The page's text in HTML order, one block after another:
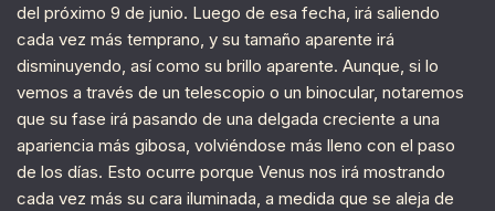
del próximo 9 de junio. Luego de esa fecha, irá saliendo
cada vez más temprano, y su tamaño aparente irá
disminuyendo, así como su brillo aparente. Aunque, si lo
vemos a través de un telescopio o un binocular, notaremos
que su fase irá pasando de una delgada creciente a una
apariencia más gibosa, volviéndose más lleno con el paso
de los días. Esto ocurre porque Venus nos irá mostrando
cada vez más su cara iluminada, a medida que se aleja de